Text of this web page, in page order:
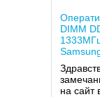
DIMM
на сайт